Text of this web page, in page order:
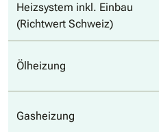
Heizsystem inkl. Einbau
(Richtwert Schweiz)
Ölheizung
Gasheizung